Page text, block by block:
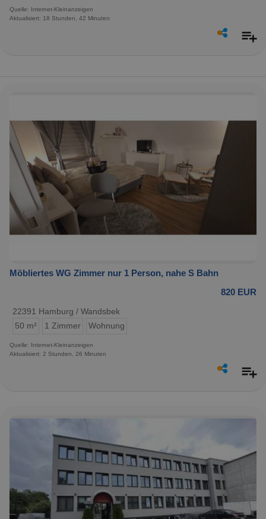
Quelle: Internet-Kleinanzeigen
Aktualisiert: 18 Stunden, 42 Minuten
Möbliertes WG Zimmer nur 1 Person, nahe S Bahn
820 EUR
22391 Hamburg / Wandsbek
50 m²
1 Zimmer Wohnung
Quelle: Internet-Kleinanzeigen
Aktualisiert: 2 Stunden, 26 Minuten